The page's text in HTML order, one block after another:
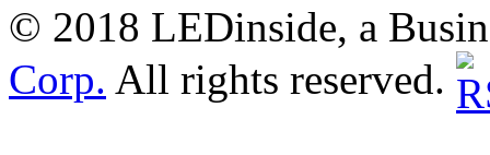
© 2018 LEDinside, a
Corp. All rights reserved.